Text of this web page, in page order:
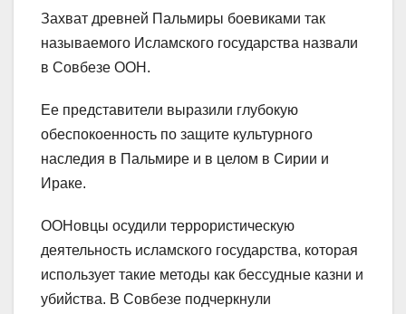
Захват древней Пальмиры боевиками так
называемого Исламского государства назвали
в Совбезе ООН.
Ее представители выразили глубокую
обеспокоенность по защите культурного
наследия в Пальмире и в целом в Сирии и
Ираке.
ООНовцы осудили террористическую
деятельность исламского государства, которая
использует такие методы как бессудные казни и
убийства. В Совбезе подчеркнули